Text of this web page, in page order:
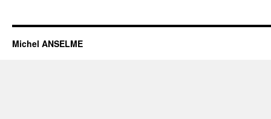
Michel ANSELME